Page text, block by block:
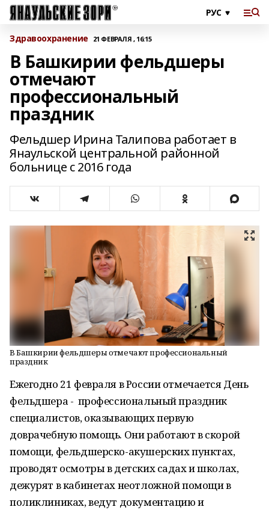
Здравоохранение 21 ФЕВРАЛЯ , 16:15
В Башкирии фельдшеры
отмечают
профессиональный
праздник
Фельдшер Ирина Талипова работает в
Янаульской центральной районной
больнице с 2016 года
В Башкирии фельдшеры отмечают профессиональный
праздник
Ежегодно 21 февраля в России отмечается День
фельдшера - профессиональный праздник
специалистов, оказывающих первую
доврачебную помощь. Они работают в скорой
помощи, фельдшерско-акушерских пунктах,
проводят осмотры в детских садах и школах,
дежурят в кабинетах неотложной помощи в
поликлиниках, ведут документацию и